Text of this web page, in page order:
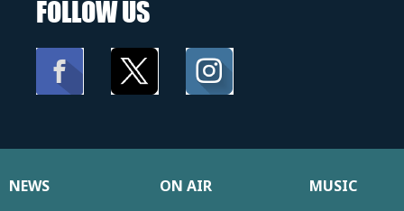
FOLLOW US
NEWS ON AIR
MUSIC